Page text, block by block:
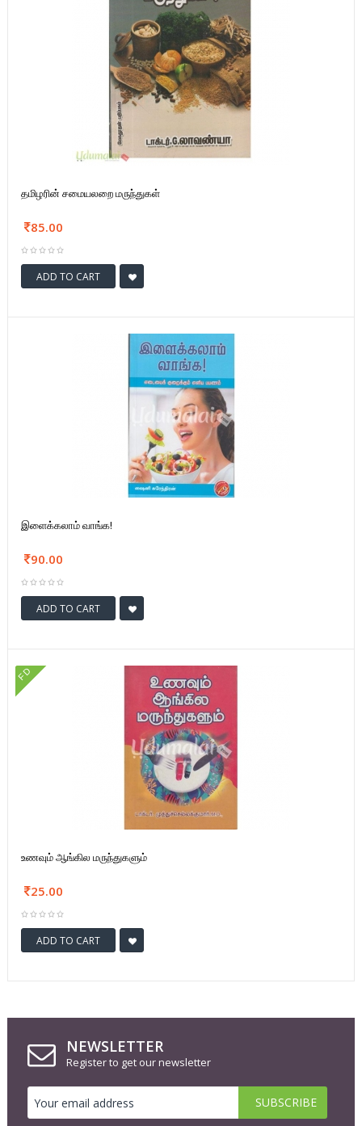
தமிழரின் சமையலறை மருந்துகள்
85.00
ADD TO CART
இளைக்கலாம் வாங்க!
90.00
ADD TO CART
FD
உணவும் ஆங்கில மருந்துகளும்
25.00
ADD TO CART
NEWSLETTER
Register to get our newsletter